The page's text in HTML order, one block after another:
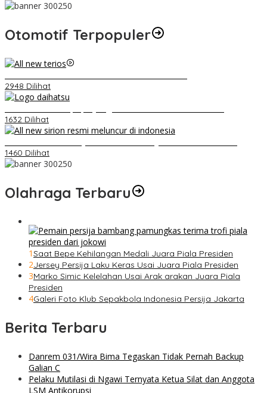
Otomotif Terpopuler
2948 Dilihat
1632 Dilihat
1460 Dilihat
Olahraga Terbaru
1Saat Bepe Kehilangan Medali Juara Piala Presiden
2Jersey Persija Laku Keras Usai Juara Piala Presiden
3Marko Simic Kelelahan Usai Arak arakan Juara Piala
Presiden
4Galeri Foto Klub Sepakbola Indonesia Persija Jakarta
Berita Terbaru
Danrem 031/Wira Bima Tegaskan Tidak Pernah Backup
Galian C
Pelaku Mutilasi di Ngawi Ternyata Ketua Silat dan Anggota
LSM Antikorupsi